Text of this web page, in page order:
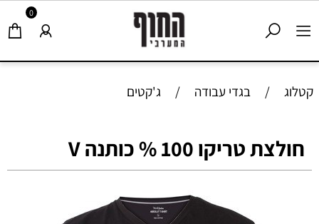
0
קטלוג / בגדי עבודה / ג'קטים
חולצת טריקו 100 % כותנה V